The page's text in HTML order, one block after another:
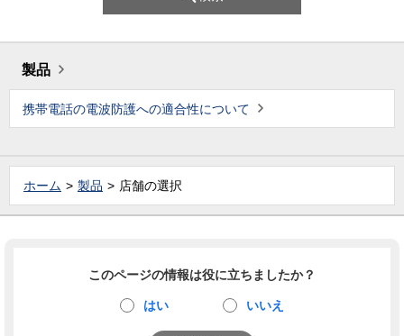
製品
携帯電話の電波防護への適合性について
ホーム 製品 店舗の選択
このページの情報は役に立ちましたか？
はい いいえ